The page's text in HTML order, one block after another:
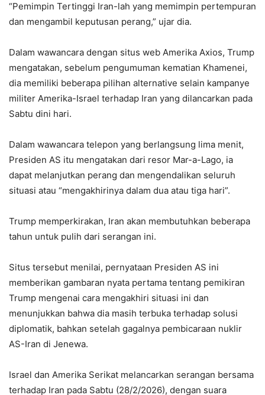
“Pemimpin Tertinggi Iran-lah yang memimpin pertempuran
dan mengambil keputusan perang,” ujar dia.
Dalam wawancara dengan situs web Amerika Axios, Trump
mengatakan, sebelum pengumuman kematian Khamenei,
dia memiliki beberapa pilihan alternative selain kampanye
militer Amerika-Israel terhadap Iran yang dilancarkan pada
Sabtu dini hari.
Dalam wawancara telepon yang berlangsung lima menit,
Presiden AS itu mengatakan dari resor Mar-a-Lago, ia
dapat melanjutkan perang dan mengendalikan seluruh
situasi atau “mengakhirinya dalam dua atau tiga hari”.
Trump memperkirakan, Iran akan membutuhkan beberapa
tahun untuk pulih dari serangan ini.
Situs tersebut menilai, pernyataan Presiden AS ini
memberikan gambaran nyata pertama tentang pemikiran
Trump mengenai cara mengakhiri situasi ini dan
menunjukkan bahwa dia masih terbuka terhadap solusi
diplomatik, bahkan setelah gagalnya pembicaraan nuklir
AS-Iran di Jenewa.
Israel dan Amerika Serikat melancarkan serangan bersama
terhadap Iran pada Sabtu (28/2/2026), dengan suara